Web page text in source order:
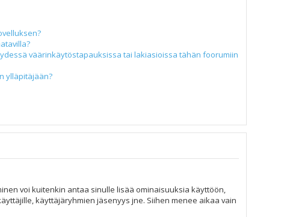
väärinkäytöstapauksissa tai lakiasioissa tähän foorumiin
ylläpitäjään?
voi kuitenkin antaa sinulle lisää ominaisuuksia käyttöön,
käyttäjäryhmien jäsenyys jne. Siihen menee aikaa vain